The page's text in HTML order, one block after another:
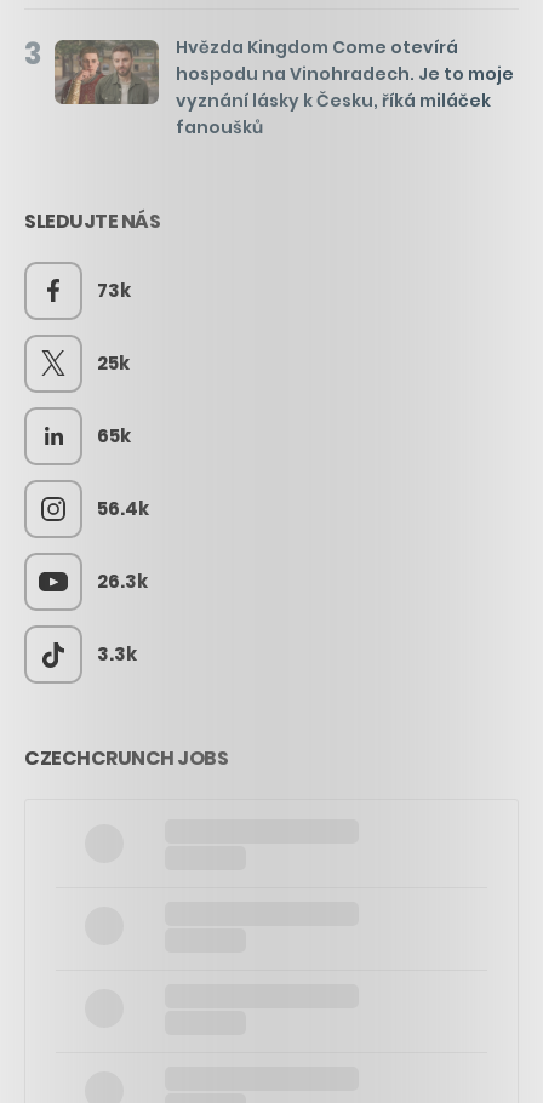
3
Hvězda Kingdom Come otevírá
hospodu na Vinohradech. Je to moje
vyznání lásky k Česku, říká miláček
fanoušků
SLEDUJTE NÁS
73k
25k
65k
56.4k
26.3k
3.3k
CZECHCRUNCH JOBS